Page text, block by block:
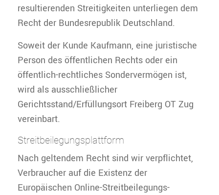
resultierenden Streitigkeiten unterliegen dem
Recht der Bundesrepublik Deutschland.
Soweit der Kunde Kaufmann, eine juristische
Person des öffentlichen Rechts oder ein
öffentlich-rechtliches Sondervermögen ist,
wird als ausschließlicher
Gerichtsstand/Erfüllungsort Freiberg OT Zug
vereinbart.
Streitbeilegungsplattform
Nach geltendem Recht sind wir verpflichtet,
Verbraucher auf die Existenz der
Europäischen Online-Streitbeilegungs-